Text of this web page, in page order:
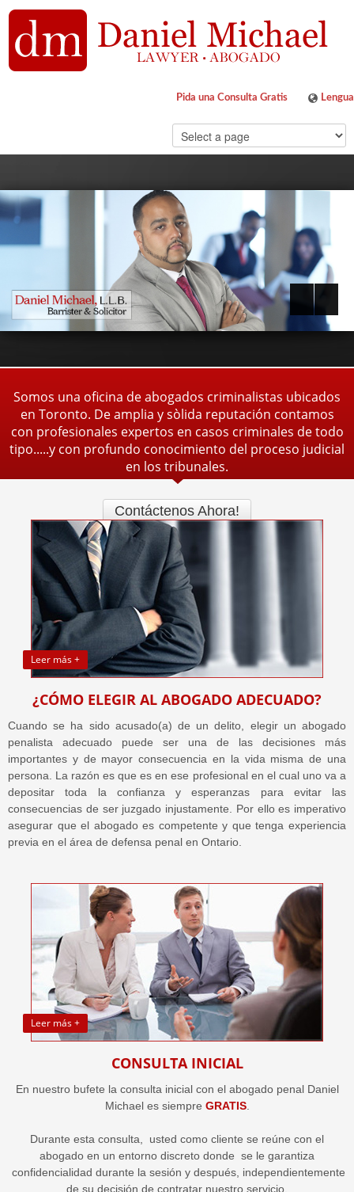
Pida una Consulta Gratis Lengua
ENGLISH
Somos una oficina de abogados criminalistas ubicados
en Toronto. De amplia y sòlida reputación contamos
con profesionales expertos en casos criminales de todo
tipo.....y con profundo conocimiento del proceso judicial
en los tribunales.
Contáctenos Ahora!
Leer más +
¿CÓMO ELEGIR AL ABOGADO ADECUADO?
Cuando se ha sido acusado(a) de un delito, elegir un abogado
penalista adecuado puede ser una de las decisiones más
importantes y de mayor consecuencia en la vida misma de una
persona. La razón es que es en ese profesional en el cual uno va a
depositar toda la confianza y esperanzas para evitar las
consecuencias de ser juzgado injustamente. Por ello es imperativo
asegurar que el abogado es competente y que tenga experiencia
previa en el área de defensa penal en Ontario.
Leer más +
CONSULTA INICIAL
En nuestro bufete la consulta inicial con el abogado penal Daniel
Michael es siempre GRATIS.
Durante esta consulta, usted como cliente se reúne con el
abogado en un entorno discreto donde se le garantiza
confidencialidad durante la sesión y después, independientemente
de su decisión de contratar nuestro servicio.